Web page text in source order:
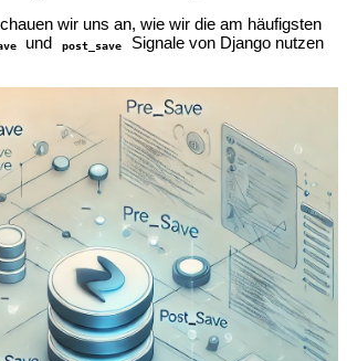
wir uns an, wie wir die am häufigsten
und post_save
Signale von Django nutzen